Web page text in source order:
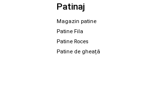
Patinaj
Magazin patine
Patine Fila
Patine Roces
Patine de gheață